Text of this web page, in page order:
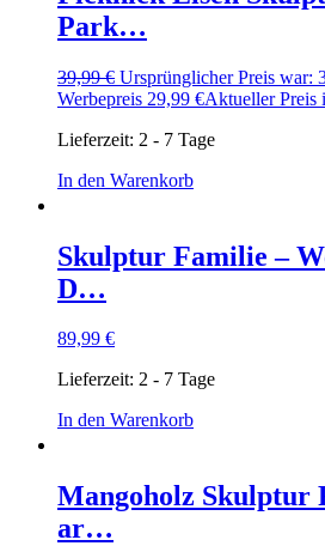
Park…
39,99€ Ursprünglicher Preis war:
Werbepreis 29,99 €Aktueller Preis
Lieferzeit: 2 - 7 Tage
In den Warenkorb
Skulptur Familie –
D…
89,99 €
Lieferzeit: 2 - 7 Tage
In den Warenkorb
Mangoholz Skulptur
ar…